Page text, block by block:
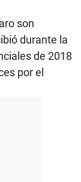
son
durante la
de 2018
por el